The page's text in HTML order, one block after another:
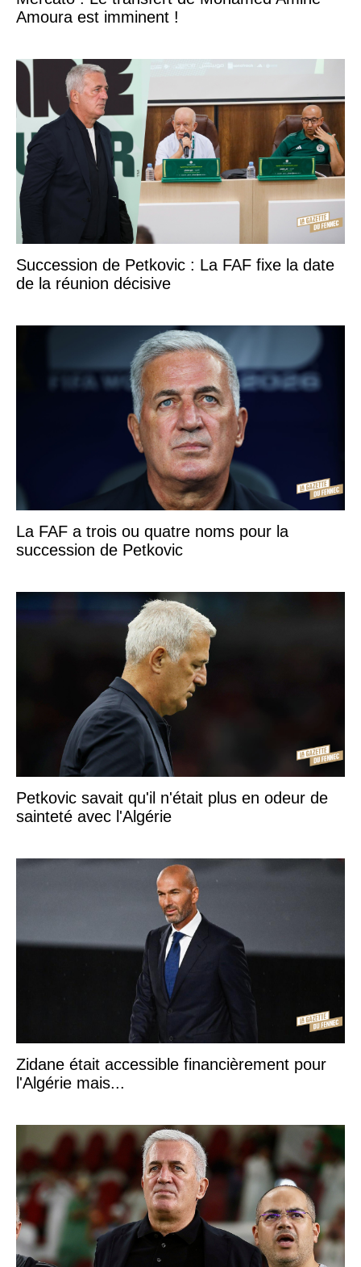
Amoura est imminent !
Succession de Petkovic : La FAF fixe la date
de la réunion décisive
La FAF a trois ou quatre noms pour la
succession de Petkovic
Petkovic savait qu'il n'était plus en odeur de
sainteté avec l'Algérie
Zidane était accessible financièrement pour
l'Algérie mais...